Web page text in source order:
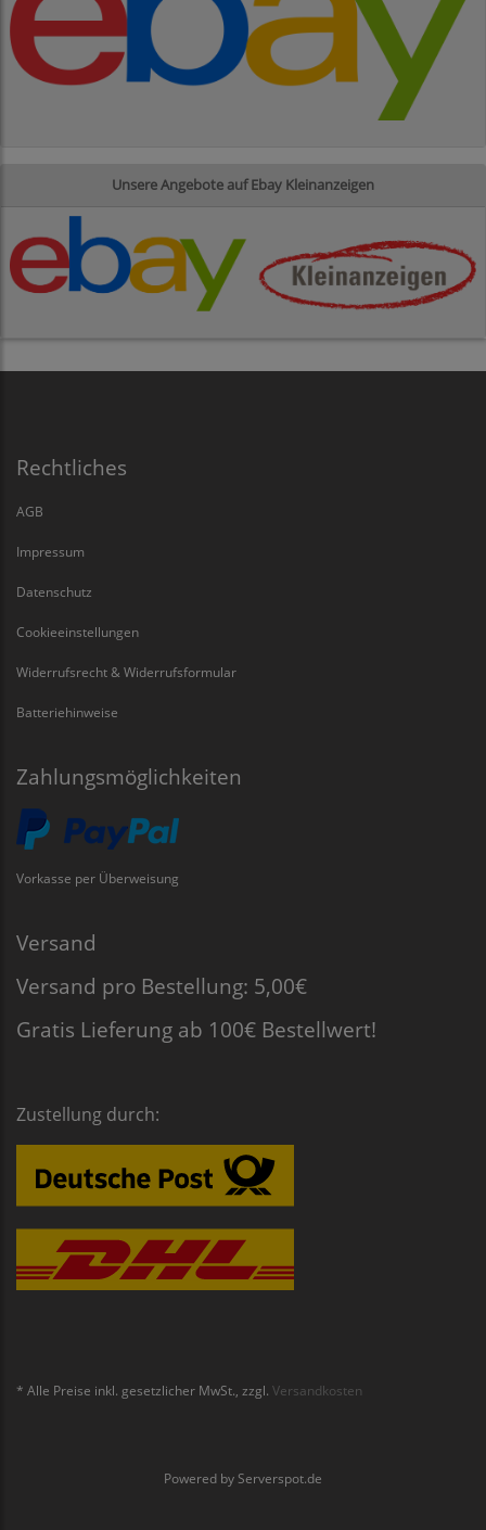
Unsere Angebote auf Ebay Kleinanzeigen
Rechtliches
AGB
Impressum
Datenschutz
Cookieeinstellungen
Widerrufsrecht & Widerrufsformular
Batteriehinweise
Zahlungsmöglichkeiten
Vorkasse per Überweisung
Versand
Versand pro Bestellung: 5,00€
Gratis Lieferung ab 100€ Bestellwert!
Zustellung durch:
* Alle Preise inkl. gesetzlicher MwSt., zzgl. Versandkosten
Powered by Serverspot.de